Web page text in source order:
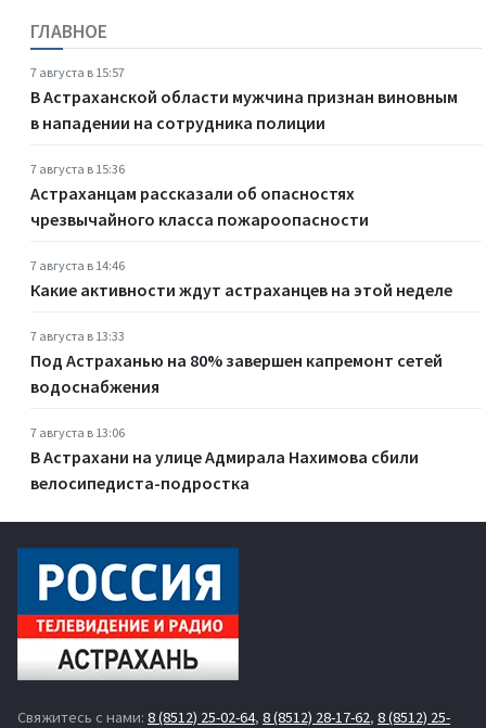
ГЛАВНОЕ
7 августа в 15:57
В Астраханской области мужчина признан виновным
в нападении на сотрудника полиции
7 августа в 15:36
Астраханцам рассказали об опасностях
чрезвычайного класса пожароопасности
7 августа в 14:46
Какие активности ждут астраханцев на этой неделе
7 августа в 13:33
Под Астраханью на 80% завершен капремонт сетей
водоснабжения
7 августа в 13:06
В Астрахани на улице Адмирала Нахимова сбили
велосипедиста-подростка
Свяжитесь с нами: 8 (8512) 25-02-64, 8 (8512) 28-17-62, 8 (8512) 25-